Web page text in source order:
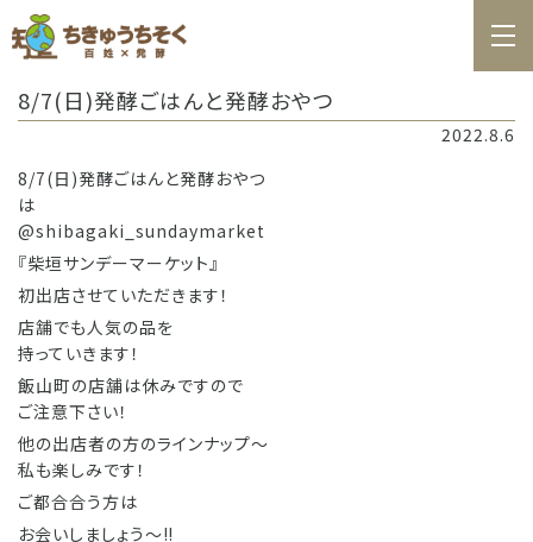
百姓日記
8/7(日)発酵ごはんと発酵おやつ
2022.8.6
8/7(日)発酵ごはんと発酵おやつ
は
@shibagaki_sundaymarket
『柴垣サンデーマーケット』
初出店させていただきます！
店舗でも人気の品を
持っていきます！
飯山町の店舗は休みですので
ご注意下さい！
他の出店者の方のラインナップ〜
私も楽しみです！
ご都合合う方は
お会いしましょう〜‼️